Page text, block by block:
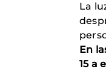
La
En
15 a